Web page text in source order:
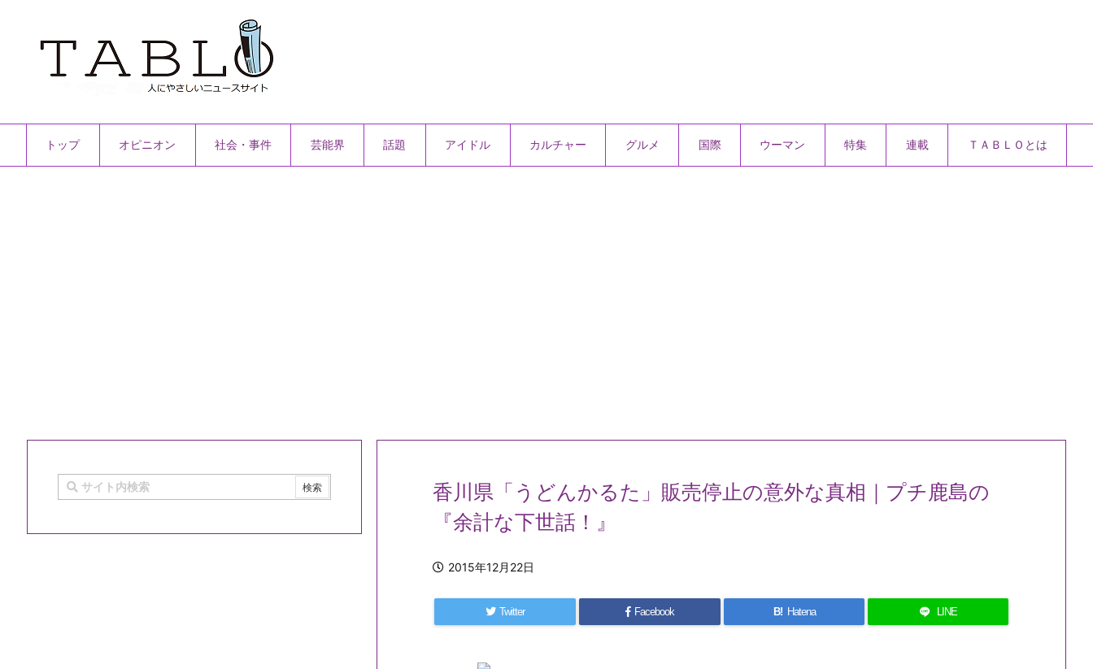
トップ オピニオン 社会・事件 芸能界 話題 アイドル カルチャー グルメ 国際 ウーマン 特集 連載 ＴＡＢＬＯとは
香川県「うどんかるた」販売停止の意外な真相｜プチ鹿島の
『余計な下世話！』
2015年12月22日
Twitter Facebook B! Hatena LINE